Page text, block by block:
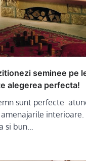
seminee pe
alegerea perfecta!
sunt perfecte
interioare.
si bun…